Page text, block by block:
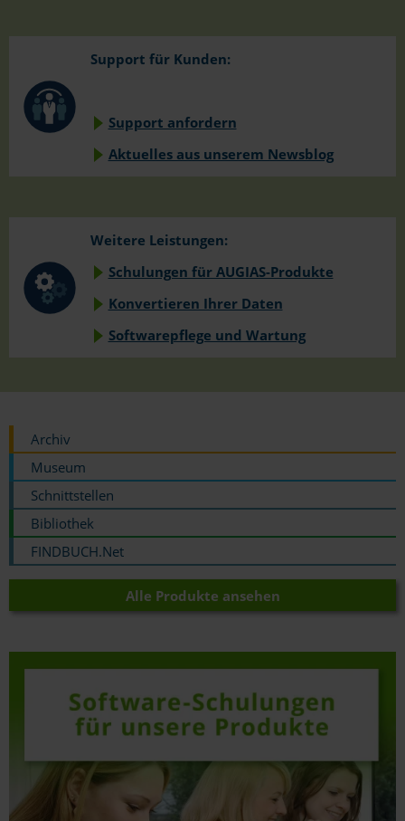
Support für Kunden:
Support anfordern
Aktuelles aus unserem Newsblog
Weitere Leistungen:
Schulungen für AUGIAS-Produkte
Konvertieren Ihrer Daten
Softwarepflege und Wartung
Archiv
Museum
Schnittstellen
Bibliothek
FINDBUCH.Net
Alle Produkte ansehen